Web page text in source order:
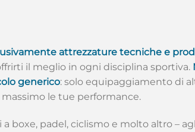
attrezzature tecniche e
il meglio in ogni disciplina sportiva.
generico: solo equipaggiamento di
le tue performance.
a boxe, padel, ciclismo e molto altro –